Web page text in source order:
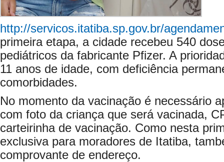
http://servicos.itatiba.sp.gov.br/
primeira etapa, a cidade recebeu 540
pediátricos da fabricante Pfizer. A
11 anos de idade, com deficiência
comorbidades.
No momento da vacinação é necessário
com foto da criança que será vacinada,
carteirinha de vacinação. Como nesta
exclusiva para moradores de Itatiba,
comprovante de endereço.